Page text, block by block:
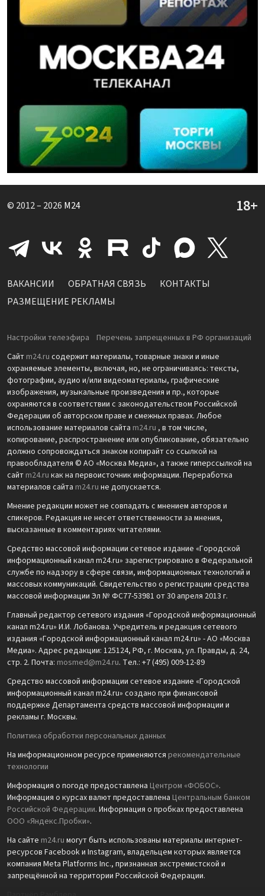
© 2012 – 2026 M24
ВАКАНСИИ ОБРАТНАЯ СВЯЗЬ
КОНТАКТЫ
РАЗМЕЩЕНИЕ РЕКЛАМЫ
Настройки телеэфира
Перечень запрещенных в РФ организаций
Сайт m24.ru содержит материалы, товарные знаки и иные
охраняемые элементы, включая, но, не ограничиваясь: тексты,
фотографии, аудио и/или видеоматериалы, графические
изображения, музыкальные произведения и пр., которые
охраняются в соответствии с законодательством Российской
Федерации об авторском праве и смежных правах. Любое
использование материалов сайта m24.ru , в том числе,
копирование, распространение или опубликование, обязательно
должно сопровождаться знаком копирайт со ссылкой на
правообладателя © АО «Москва Медиа», а также гиперссылкой на
сайт m24.ru как на первоисточник информации. Переработка
материалов сайта m24.ru не допускается.
Мнение редакции может не совпадать с мнением авторов и
спикеров. Редакция не несет ответственности за мнения,
высказанные в комментариях читателями.
Средство массовой информации сетевое издание «Городской
информационный канал m24.ru» зарегистрировано в Федеральной
службе по надзору в сфере связи, информационных технологий и
массовых коммуникаций. Свидетельство о регистрации средства
массовой информации Эл № ФС77-53981 от 30 апреля 2013 г.
Главный редактор сетевого издания «Городской информационный
канал m24.ru» И.И. Лобанова. Учредитель и редакция сетевого
издания «Городской информационный канал m24.ru» - АО «Москва
Медиа». Адрес редакции: 125124, РФ, г. Москва, ул. Правды, д. 24,
стр. 2. Почта: mosmed@m24.ru. Тел.: +7 (495) 009-12-89
Средство массовой информации сетевое издание «Городской
информационный канал m24.ru» создано при финансовой
поддержке Департамента средств массовой информации и
рекламы г. Москвы.
Политика обработки персональных данных
На информационном ресурсе применяются рекомендательные
технологии
Информация о погоде предоставлена Центром «ФОБОС».
Информация о курсах валют предоставлена Центральным банком
Российской Федерации. Информация о пробках предоставлена
ООО «Яндекс.Пробки».
На сайте m24.ru могут быть использованы материалы интернет-
ресурсов Facebook и Instagram, владельцем которых является
компания Meta Platforms Inc., признанная экстремистской и
запрещённой на территории Российской Федерации.